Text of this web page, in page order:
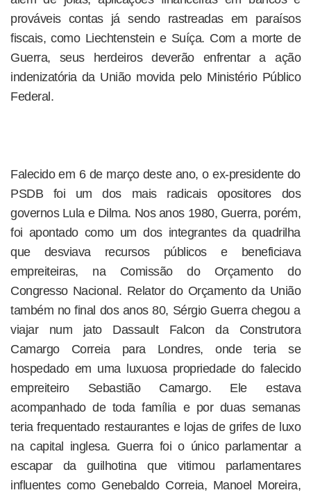
prováveis contas já sendo rastreadas em paraísos
fiscais, como Liechtenstein e Suíça. Com a morte de
Guerra, seus herdeiros deverão enfrentar a ação
indenizatória da União movida pelo Ministério Público
Federal.
Falecido em 6 de março deste ano, o ex-presidente do
PSDB foi um dos mais radicais opositores dos
governos Lula e Dilma. Nos anos 1980, Guerra, porém,
foi apontado como um dos integrantes da quadrilha
que desviava recursos públicos e beneficiava
empreiteiras, na Comissão do Orçamento do
Congresso Nacional. Relator do Orçamento da União
também no final dos anos 80, Sérgio Guerra chegou a
viajar num jato Dassault Falcon da Construtora
Camargo Correia para Londres, onde teria se
hospedado em uma luxuosa propriedade do falecido
empreiteiro Sebastião Camargo. Ele estava
acompanhado de toda família e por duas semanas
teria frequentado restaurantes e lojas de grifes de luxo
na capital inglesa. Guerra foi o único parlamentar a
escapar da guilhotina que vitimou parlamentares
influentes como Genebaldo Correia, Manoel Moreira,